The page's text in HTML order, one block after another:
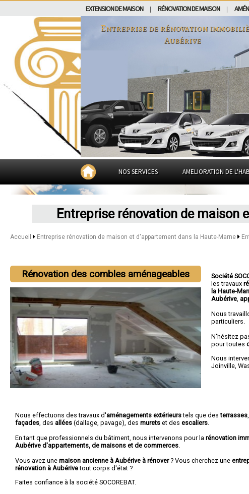
EXTENSION DE MAISON RÉNOVATION DE MAISON
Entreprise de rénovation
Aubérive
NOS SERVICES AMELIORATION DE
Entreprise rénovation de maison
Accueil Entreprise rénovation de maison et d'appartement dans la Haute-Marne
Rénovation des combles aménageables Société
les travaux
la Haute-
Aubérive
Nous
particuliers.
N'hésitez
pour toutes
Nous
Joinville ,
Nous effectuons des travaux d'aménagements extérieurstels que desterrasses
façades , des allées (dallage, pavage), des murets et des escaliers
En tant que professionnels du bâtiment, nous intervenons pour la rénovation
Aubérive d'appartements, de maisons et de commerces
Vous avez une maison ancienne à Aubérive à rénover? Vous cherchez une
rénovation à Aubérivetout corps d'état ?
Faites confiance à la société SOCOREBAT.